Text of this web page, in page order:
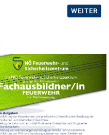
WEITER